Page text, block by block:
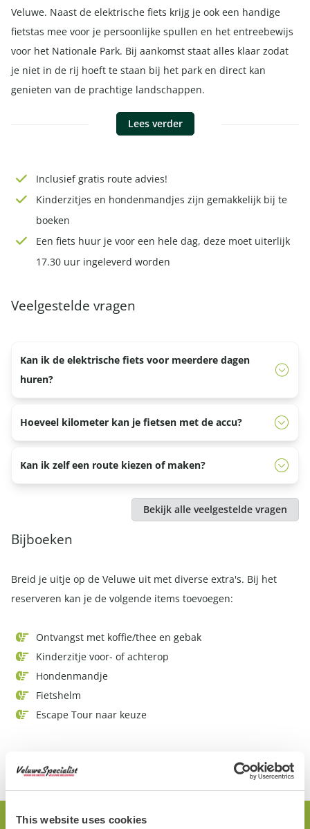
This website uses cookies
Veluwe. Naast de elektrische fiets krijg je ook een handige
fietstas mee voor je persoonlijke spullen en het entreebewijs
voor het Nationale Park. Bij aankomst staat alles klaar zodat
je niet in de rij hoeft te staan bij het park en direct kan
genieten van de prachtige landschappen.
Lees verder
Inclusief gratis route advies!
Kinderzitjes en hondenmandjes zijn gemakkelijk bij te
boeken
Een fiets huur je voor een hele dag, deze moet uiterlijk
17.30 uur ingeleverd worden
Veelgestelde vragen
Kan ik de elektrische fiets voor meerdere dagen
huren?
Ja, de prijzen die je op de website ziet zijn per dag. Mocht
je op je verblijfplaats de accu kunt opladen.
Hoeveel kilometer kan je fietsen met de accu?
Je kan ongeveer 60 tot 80 km met de ondersteuning
trapondersteuning die er onderweg gebruikt wordt.
Kan ik zelf een route kiezen of maken?
Ja, dat kan. De medewerkers van de Veluwe Specialist
kennen de mooiste plekjes uit de omgeving en willen je
ook graag helpen met het samenstellen van een mooie
Bekijk alle veelgestelde vragen
Bijboeken
Breid je uitje op de Veluwe uit met diverse extra's. Bij het
reserveren kan je de volgende items toevoegen:
Ontvangst met koffie/thee en gebak
Kinderzitje voor- of achterop
Hondenmandje
Fietshelm
Escape Tour naar keuze